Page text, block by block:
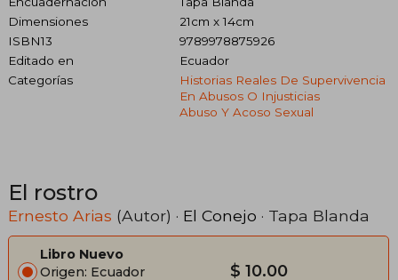
Dimensiones
21cm x 14cm
ISBN13
9789978875926
Editado en
Ecuador
Categorías
Historias Reales De Supervivencia
En Abusos O Injusticias
Abuso Y Acoso Sexual
El rostro
Ernesto Arias (Autor) · El Conejo · Tapa Blanda
Libro Nuevo
Origen: Ecuador
$ 10.00